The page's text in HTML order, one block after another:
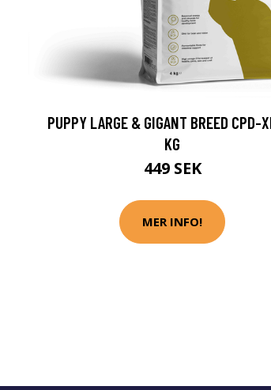
PUPPY LARGE & GIGANT BREED CPD-
KG
449 SEK
MER INFO!